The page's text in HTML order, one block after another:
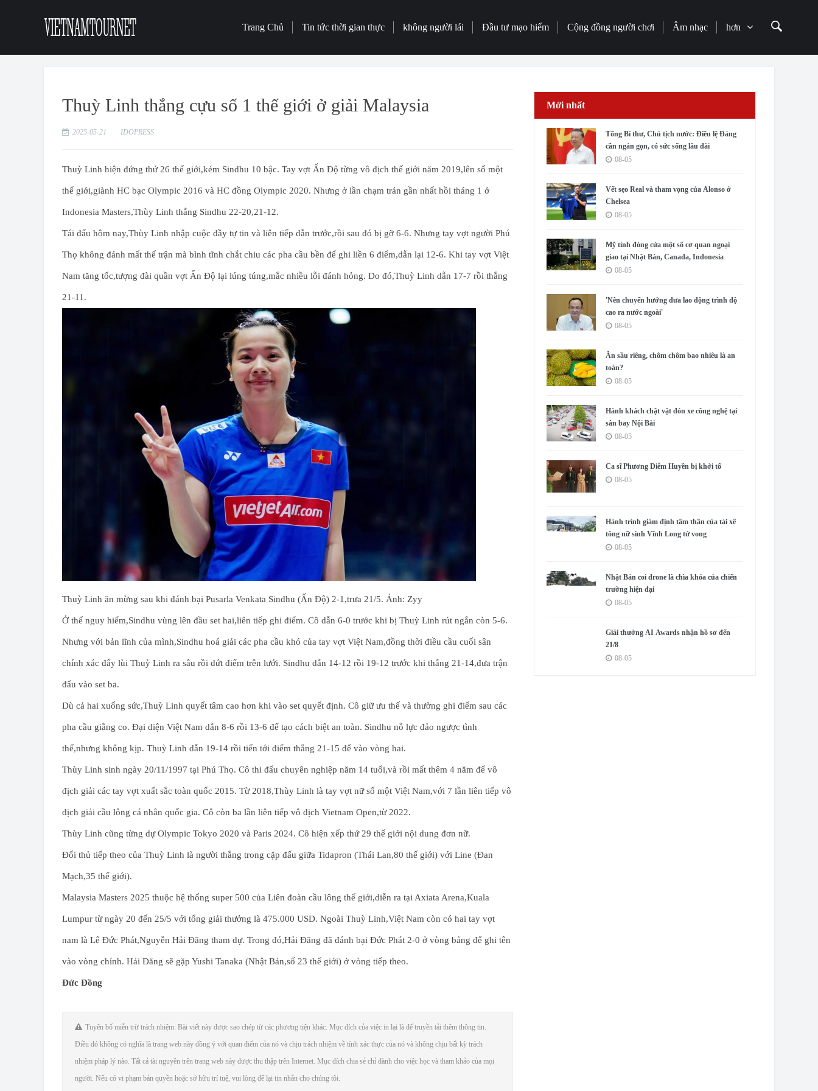
Trang Chủ Tin tức thời gian thực không người lái Đầu tư mạo hiểm Cộng đồng người chơi Âm nhạc hơn
Thuỳ Linh thắng cựu số 1 thế giới ở giải Malaysia
2025-05-21 IDOPRESS
Thuỳ Linh hiện đứng thứ 26 thế giới,kém Sindhu 10 bậc. Tay vợt Ấn Độ từng vô địch thế giới năm 2019,lên số một
thế giới,giành HC bạc Olympic 2016 và HC đồng Olympic 2020. Nhưng ở lần chạm trán gần nhất hồi tháng 1 ở
Indonesia Masters,Thùy Linh thắng Sindhu 22-20,21-12.
Tái đấu hôm nay,Thùy Linh nhập cuộc đầy tự tin và liên tiếp dẫn trước,rồi sau đó bị gỡ 6-6. Nhưng tay vợt người Phú
Thọ không đánh mất thế trận mà bình tĩnh chắt chiu các pha cầu bền để ghi liền 6 điểm,dẫn lại 12-6. Khi tay vợt Việt
Nam tăng tốc,tượng đài quần vợt Ấn Độ lại lúng túng,mắc nhiều lỗi đánh hỏng. Do đó,Thuỳ Linh dẫn 17-7 rồi thắng
21-11.
Thuỳ Linh ăn mừng sau khi đánh bại Pusarla Venkata Sindhu (Ấn Độ) 2-1,trưa 21/5. Ảnh: Zyy
Ở thế nguy hiểm,Sindhu vùng lên đầu set hai,liên tiếp ghi điểm. Cô dẫn 6-0 trước khi bị Thuỳ Linh rút ngắn còn 5-6.
Nhưng với bản lĩnh của mình,Sindhu hoá giải các pha cầu khó của tay vợt Việt Nam,đồng thời điều cầu cuối sân
chính xác đẩy lùi Thuỳ Linh ra sâu rồi dứt điểm trên lưới. Sindhu dẫn 14-12 rồi 19-12 trước khi thắng 21-14,đưa trận
đấu vào set ba.
Dù cả hai xuống sức,Thuỳ Linh quyết tâm cao hơn khi vào set quyết định. Cô giữ ưu thế và thường ghi điểm sau các
pha cầu giằng co. Đại diện Việt Nam dẫn 8-6 rồi 13-6 để tạo cách biệt an toàn. Sindhu nỗ lực đảo ngược tình
thế,nhưng không kịp. Thuỳ Linh dẫn 19-14 rồi tiến tới điểm thắng 21-15 để vào vòng hai.
Thùy Linh sinh ngày 20/11/1997 tại Phú Thọ. Cô thi đấu chuyên nghiệp năm 14 tuổi,và rồi mất thêm 4 năm để vô
địch giải các tay vợt xuất sắc toàn quốc 2015. Từ 2018,Thùy Linh là tay vợt nữ số một Việt Nam,với 7 lần liên tiếp vô
địch giải cầu lông cá nhân quốc gia. Cô còn ba lần liên tiếp vô địch Vietnam Open,từ 2022.
Thùy Linh cũng từng dự Olympic Tokyo 2020 và Paris 2024. Cô hiện xếp thứ 29 thế giới nội dung đơn nữ.
Đối thủ tiếp theo của Thuỳ Linh là người thắng trong cặp đấu giữa Tidapron (Thái Lan,80 thế giới) với Line (Đan
Mạch,35 thế giới).
Malaysia Masters 2025 thuộc hệ thống super 500 của Liên đoàn cầu lông thế giới,diễn ra tại Axiata Arena,Kuala
Lumpur từ ngày 20 đến 25/5 với tổng giải thưởng là 475.000 USD. Ngoài Thuỳ Linh,Việt Nam còn có hai tay vợt
nam là Lê Đức Phát,Nguyễn Hải Đăng tham dự. Trong đó,Hải Đăng đã đánh bại Đức Phát 2-0 ở vòng bảng để ghi tên
vào vòng chính. Hải Đăng sẽ gặp Yushi Tanaka (Nhật Bản,số 23 thế giới) ở vòng tiếp theo.
Đức Đồng
Tuyên bố miễn trừ trách nhiệm: Bài viết này được sao chép từ các phương tiện khác. Mục đích của việc in lại là để truyền tải thêm thông tin.
Điều đó không có nghĩa là trang web này đồng ý với quan điểm của nó và chịu trách nhiệm về tính xác thực của nó và không chịu bất kỳ trách
nhiệm pháp lý nào. Tất cả tài nguyên trên trang web này được thu thập trên Internet. Mục đích chia sẻ chỉ dành cho việc học và tham khảo của mọi
người. Nếu có vi phạm bản quyền hoặc sở hữu trí tuệ, vui lòng để lại tin nhắn cho chúng tôi.
Mới nhất
Tổng Bí thư, Chủ tịch nước: Điều lệ Đảng
cần ngắn gọn, có sức sống lâu dài
08-05
Vết sẹo Real và tham vọng của Alonso ở
Chelsea
08-05
Mỹ tính đóng cửa một số cơ quan ngoại
giao tại Nhật Bản, Canada, Indonesia
08-05
'Nên chuyển hướng đưa lao động trình độ
cao ra nước ngoài'
08-05
Ăn sầu riêng, chôm chôm bao nhiêu là an
toàn?
08-05
Hành khách chật vật đón xe công nghệ tại
sân bay Nội Bài
08-05
Ca sĩ Phương Diễm Huyền bị khởi tố
08-05
Hành trình giám định tâm thần của tài xế
tông nữ sinh Vĩnh Long tử vong
08-05
Nhật Bản coi drone là chìa khóa của chiến
trường hiện đại
08-05
Giải thưởng AI Awards nhận hồ sơ đến
21/8
08-05